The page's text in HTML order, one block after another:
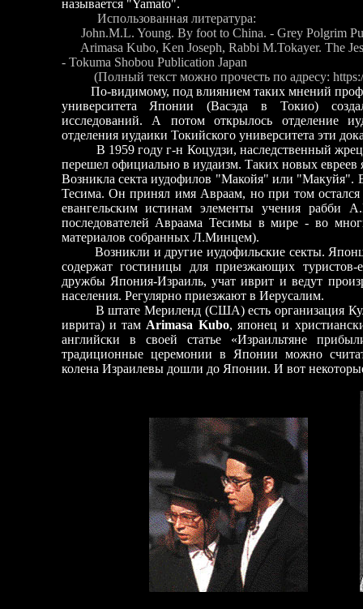
называется "Yamato".
Использованная литература:
John.M.L. Young. By foot to China. - Grey Polgrim
Arimasa Kubo, Ken Joseph, Rabbi M.Tokayer. The
- Tokuma Shobou Publication Japan
(Полный текст можно прочесть по адресу:
По-видимому, под влиянием таких мнений
университета Японии (Васэда в Токио)
исследований. А потом открылось отделение
отделения иудаики Токийского университета эти
В 1959 году г-н Коцудзи, наследственный жрец
перешел официально в иудаизм. Таких новых евреев
Возникла секта иудофилов "Макойя" или "Макуйя".
Тесима. Он принял имя Авраaм, но при том остался
евангельским истинам элементы учения рабби
последователей Авраaма Тесимы в мире - во
материалов собранных Л.Минцем).
Возникли и другие иудофильские секты.
содержат гостиницы для приезжающих
дружбы Япония-Израиль, учат иврит и ведут
населения. Регулярно приезжают в Иерусалим.
В штате Мериленд (США) есть организация
иврита) и тамArimasa Kubo, японец и
английски в своей статье «Израильтяне
традиционные церемонии в Японии можно
колена Израилевы дошли до Японии. И вот